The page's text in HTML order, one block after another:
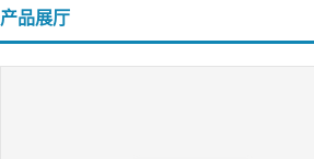
产品展厅